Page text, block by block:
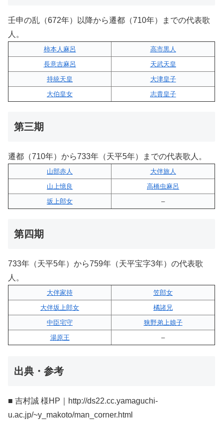
壬申の乱（672年）以降から遷都（710年）までの代表歌
人。
柿本人麻呂
高市黒人
長意吉麻呂
天武天皇
持統天皇
大津皇子
大伯皇女
志貴皇子
第三期
遷都（710年）から733年（天平5年）までの代表歌人。
山部赤人
大伴旅人
山上憶良
高橋虫麻呂
坂上郎女
–
第四期
733年（天平5年）から759年（天平宝字3年）の代表歌
人。
大伴家持
笠郎女
大伴坂上郎女
橘諸兄
中臣宅守
狭野弟上娘子
湯原王
–
出典・参考
■ 吉村誠 様HP｜http://ds22.cc.yamaguchi-
u.ac.jp/~y_makoto/man_corner.html